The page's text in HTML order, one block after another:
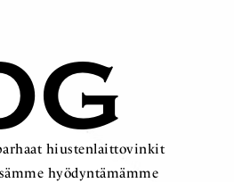
hiustenlaittovinkit
hyödyntämämme